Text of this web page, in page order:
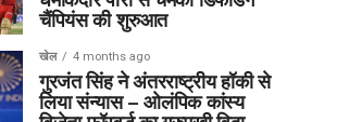
चैंपियंस की शुरुआत
खेल 4 months ago
गुरजंत सिंह ने अंतरराष्ट्रीय हॉकी से
लिया संन्यास – ओलंपिक कांस्य